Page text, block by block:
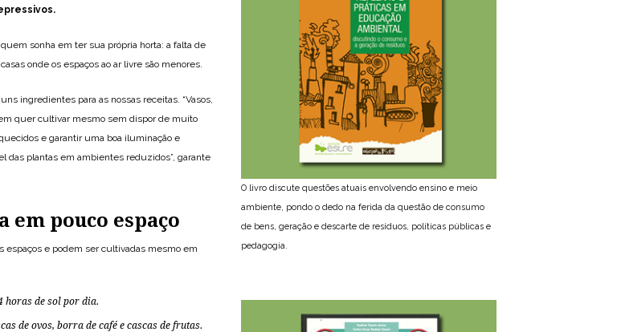
sonha em ter sua própria horta: a falta de
onde os espaços ao ar livre são menores.
ingredientes para as nossas receitas. “Vasos,
quer cultivar mesmo sem dispor de muito
e garantir uma boa iluminação e
das plantas em ambientes reduzidos”, garante
em pouco espaço
e podem ser cultivadas mesmo em
horas de sol por dia.
de ovos, borra de café e cascas de frutas.
O livro discute questões atuais envolvendo ensino e meio
ambiente, pondo o dedo na ferida da questão de consumo
de bens, geração e descarte de resíduos, políticas públicas e
pedagogia.